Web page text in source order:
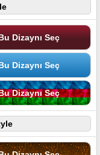
Dizaynı Seç
Dizaynı Seç
Dizaynı Seç